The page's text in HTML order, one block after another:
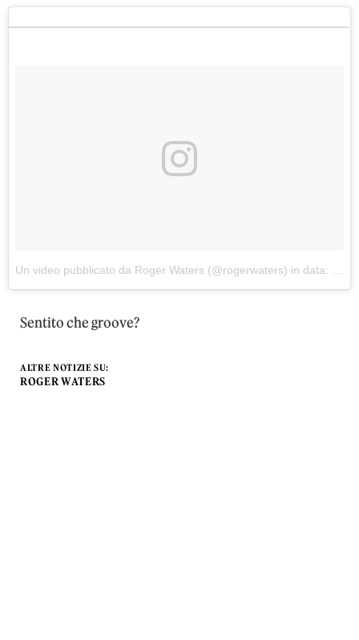
Un video pubblicato da Roger Waters (@rogerwaters) in data:
Sentito che groove?
ALTRE NOTIZIE SU:
ROGER WATERS